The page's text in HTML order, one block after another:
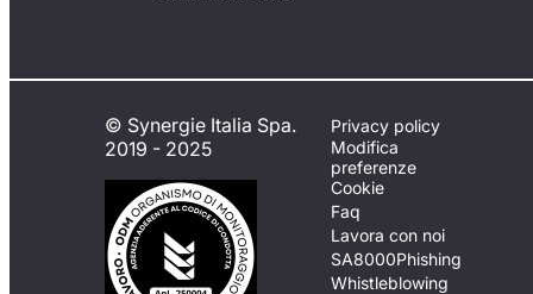
© Synergie Italia Spa.
2019 - 2025
Privacy policy
Modifica
preferenze
Cookie
Faq
Lavora con noi
SA8000Phishing
Whistleblowing